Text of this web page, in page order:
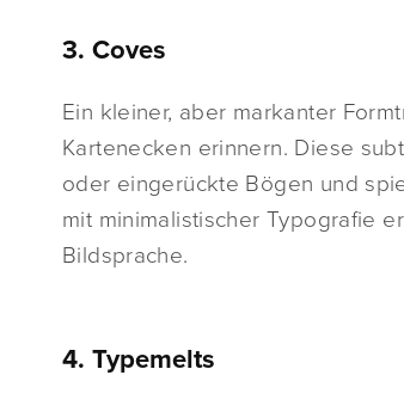
3. Coves
Ein kleiner, aber markanter
Kartenecken erinnern. Diese
oder eingerückte Bögen und
mit minimalistischer Typografie
Bildsprache.
4. Typemelts